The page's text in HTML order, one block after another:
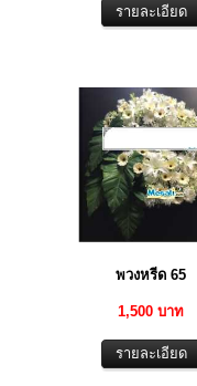
พวงหรีด 65
1,500 บาท